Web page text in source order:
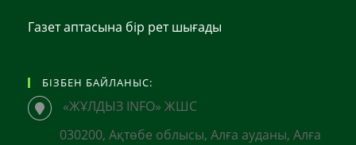
Газет аптасына бір рет шығады
БІЗБЕН БАЙЛАНЫС:
«ЖҰЛДЫЗ INFO» ЖШС
030200, Ақтөбе облысы, Алға ауданы, Алға